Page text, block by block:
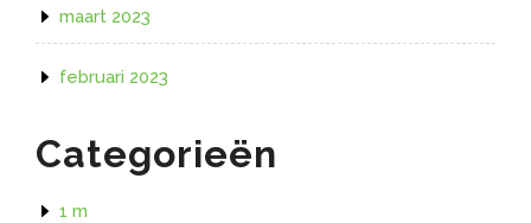
maart 2023
februari 2023
Categorieën
1 m